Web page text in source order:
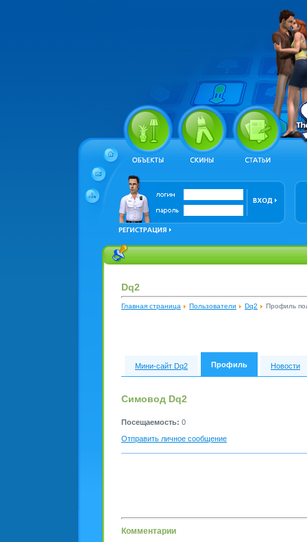
Dq2
Главная страница Пользователи Dq2 Профиль
Мини-сайт Dq2 Профиль Новости
Симовод Dq2
Посещаемость: 0
Отправить личное сообщение
Комментарии